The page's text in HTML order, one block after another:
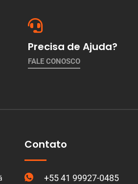
Precisa de Ajuda?
FALE CONOSCO
Contato
+55 41 99927-0485